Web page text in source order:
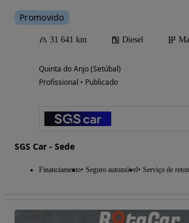
Promovido
31 641 km Diesel
Quinta do Anjo (Setúbal)
Profissional • Publicado
SGS Car - Sede
Financiamento Seguro automóvel Serviço de